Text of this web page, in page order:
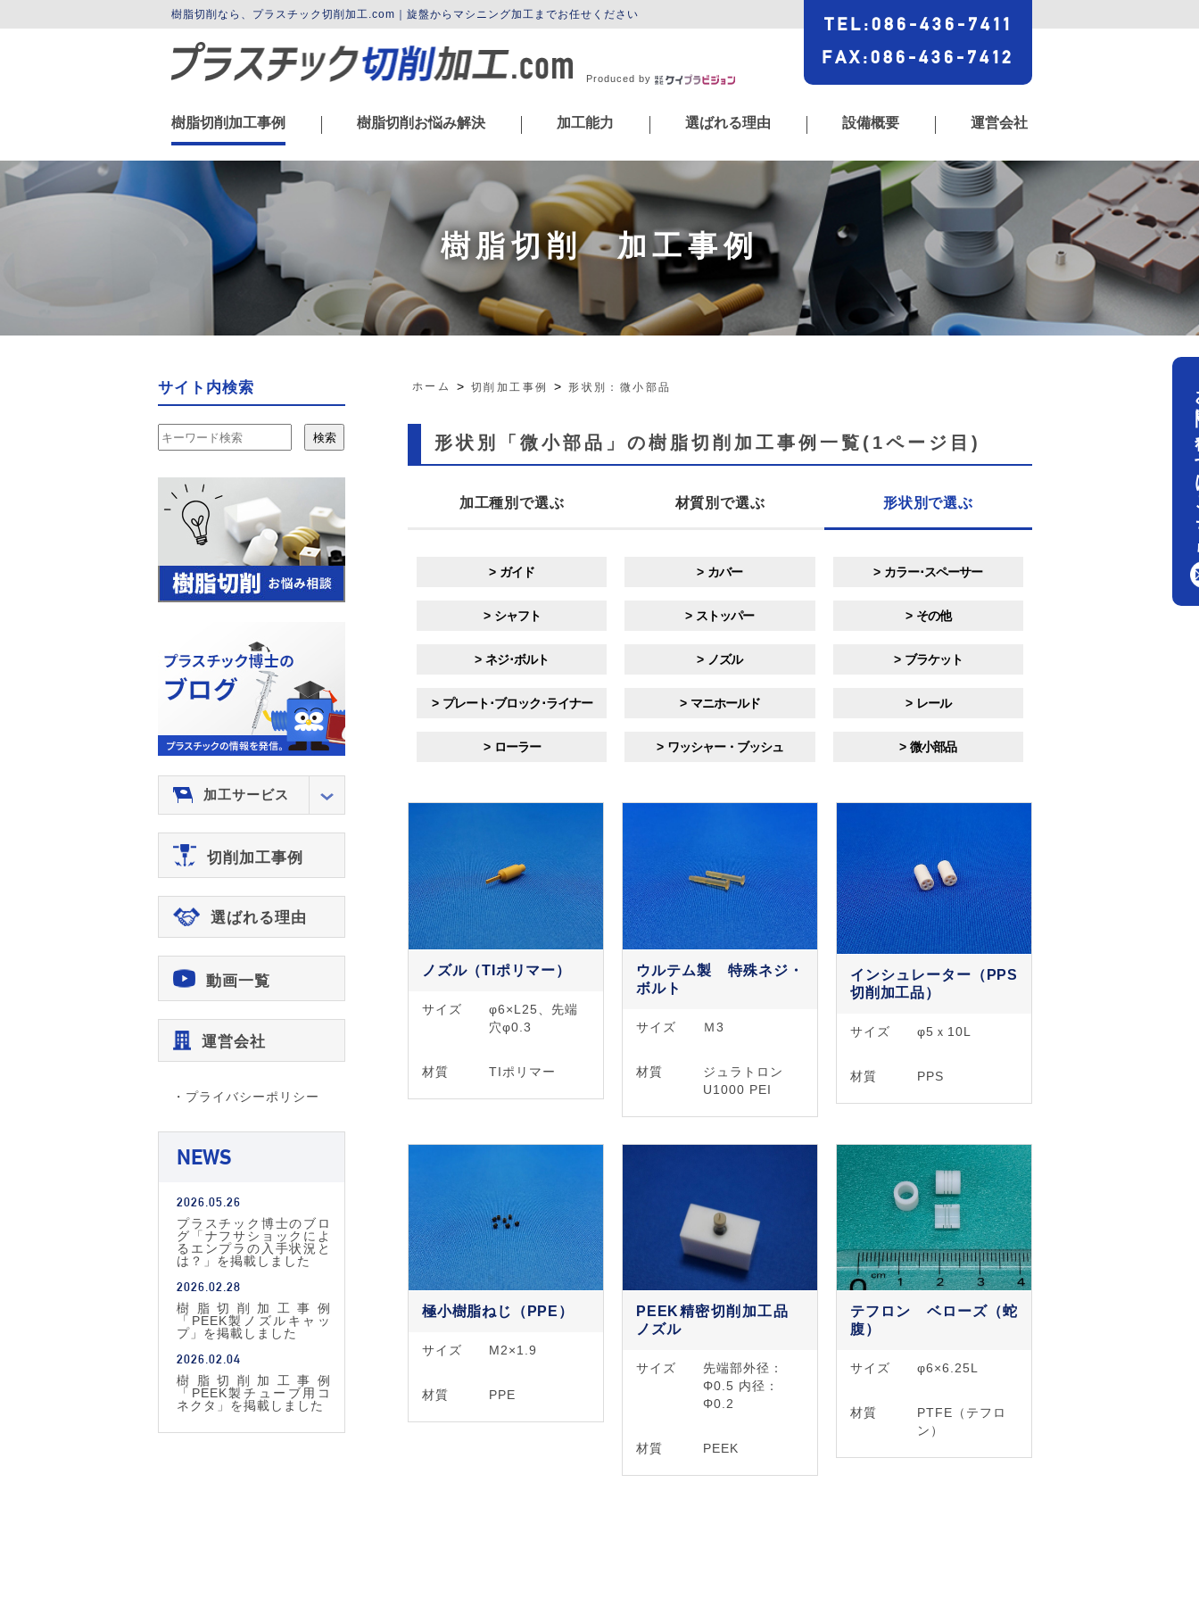
樹脂切削なら、プラスチック切削加工.com｜旋盤からマシニング加工までお任せください TEL:086-436-7411
FAX:086-436-7412
Produced by
樹脂切削加工事例 樹脂切削お悩み解決 加工能力 選ばれる理由 設備概要 運営会社
樹脂切削 加工事例
ホーム 切削加工事例 形状別：微小部品
形状別「微小部品」の樹脂切削加工事例一覧(1ページ目)
加工種別で選ぶ 材質別で選ぶ 形状別で選ぶ
ガイド カバー カラー･スペーサー
シャフト ストッパー その他
ネジ･ボルト ノズル ブラケット
プレート･ブロック･ライナー マニホールド レール
ローラー ワッシャー・ブッシュ 微小部品
ノズル（TIポリマー）
サイズ
φ6×L25、先端
穴φ0.3
材質 TIポリマー
ウルテム製 特殊ネジ・
ボルト
サイズ Ｍ3
材質
ジュラトロン
U1000 PEI
インシュレーター（PPS
切削加工品）
サイズ φ5ｘ10L
材質 PPS
極小樹脂ねじ（PPE）
サイズ M2×1.9
材質 PPE
PEEK精密切削加工品
ノズル
サイズ
先端部外径：
Φ0.5 内径：
Φ0.2
材質 PEEK
テフロン ベローズ（蛇
腹）
サイズ φ6×6.25L
材質
PTFE（テフロ
ン）
サイト内検索
検索
加工サービス
切削加工事例
選ばれる理由
動画一覧
運営会社
・プライバシーポリシー
NEWS
2026.05.26
プラスチック博士のブロ
グ「ナフサショックによ
るエンプラの入手状況と
は？」を掲載しました
2026.02.28
樹脂切削加工事例
「PEEK製ノズルキャッ
プ」を掲載しました
2026.02.04
樹脂切削加工事例
「PEEK製チューブ用コ
ネクタ」を掲載しました
お